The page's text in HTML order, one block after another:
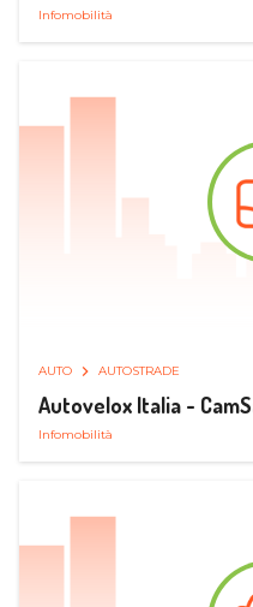
Infomobilità
AUTO AUTOSTRADE
Autovelox Italia -
Infomobilità